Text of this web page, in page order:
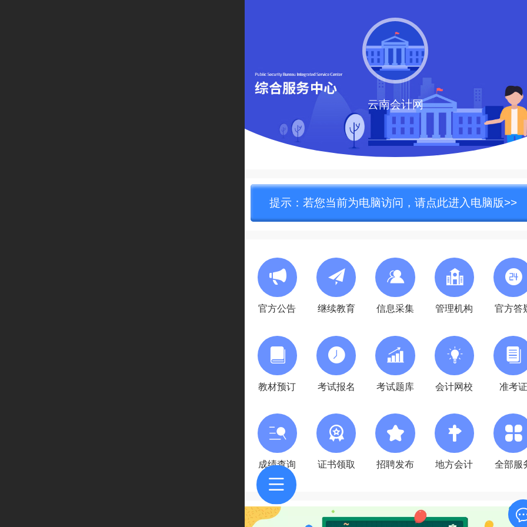
云南会计网
提示：若您当前为电脑访问，请点此进入电脑版>>
官方公告 继续教育 信息采集 管理机构 官方答
教材预订 考试报名 考试题库 会计网校 准考证
成绩查询 证书领取 招聘发布 地方会计 全部服